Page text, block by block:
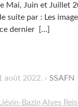
Mai, Juin et Juillet
suite par : Les
dernier
[…]
août 2022. SSAFN
Bazin Alves Reis